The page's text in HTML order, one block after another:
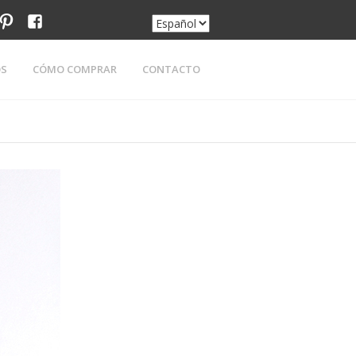
pinterest
CÓMO COMPRAR CONTACTO